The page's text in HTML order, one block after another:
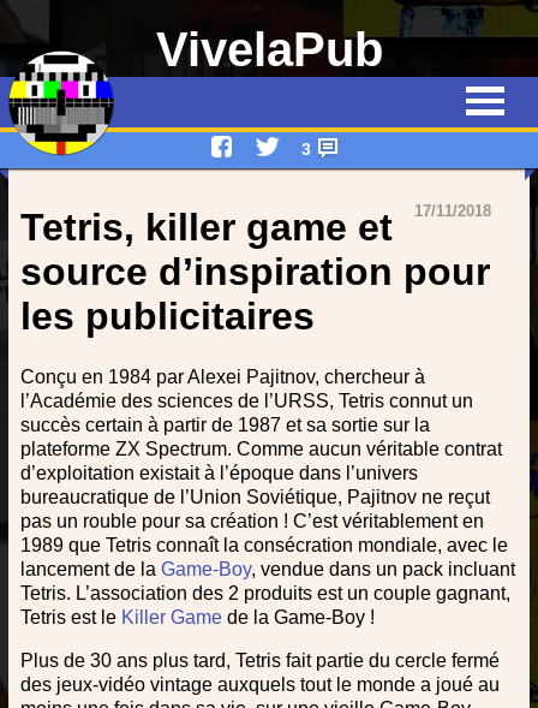
VivelaPub
Quiz
Qui suis-je ?
Interviews
Devenez rédacteur !
Contact
3
17/11/2018
Tetris, killer game et
source d’inspiration pour
les publicitaires
Conçu en 1984 par Alexei Pajitnov, chercheur à
l’Académie des sciences de l’URSS, Tetris connut un
succès certain à partir de 1987 et sa sortie sur la
plateforme ZX Spectrum. Comme aucun véritable contrat
d’exploitation existait à l’époque dans l’univers
bureaucratique de l’Union Soviétique, Pajitnov ne reçut
pas un rouble pour sa création ! C’est véritablement en
1989 que Tetris connaît la consécration mondiale, avec le
lancement de la Game-Boy, vendue dans un pack incluant
Tetris. L’association des 2 produits est un couple gagnant,
Tetris est le Killer Gamede la Game-Boy !
Plus de 30 ans plus tard, Tetris fait partie du cercle fermé
des jeux-vidéo vintage auxquels tout le monde a joué au